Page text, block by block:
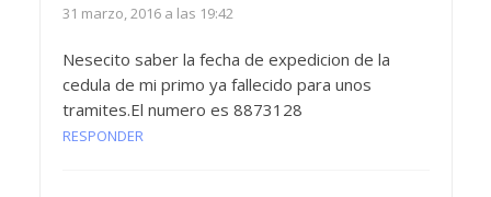
31 marzo, 2016 a las 19:42
Nesecito saber la fecha de expedicion de la
cedula de mi primo ya fallecido para unos
tramites.El numero es 8873128
RESPONDER